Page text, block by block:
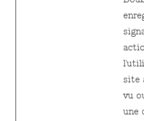
site
vu
une